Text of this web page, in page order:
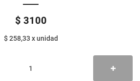
$ 3100
$ 258,33 xunidad